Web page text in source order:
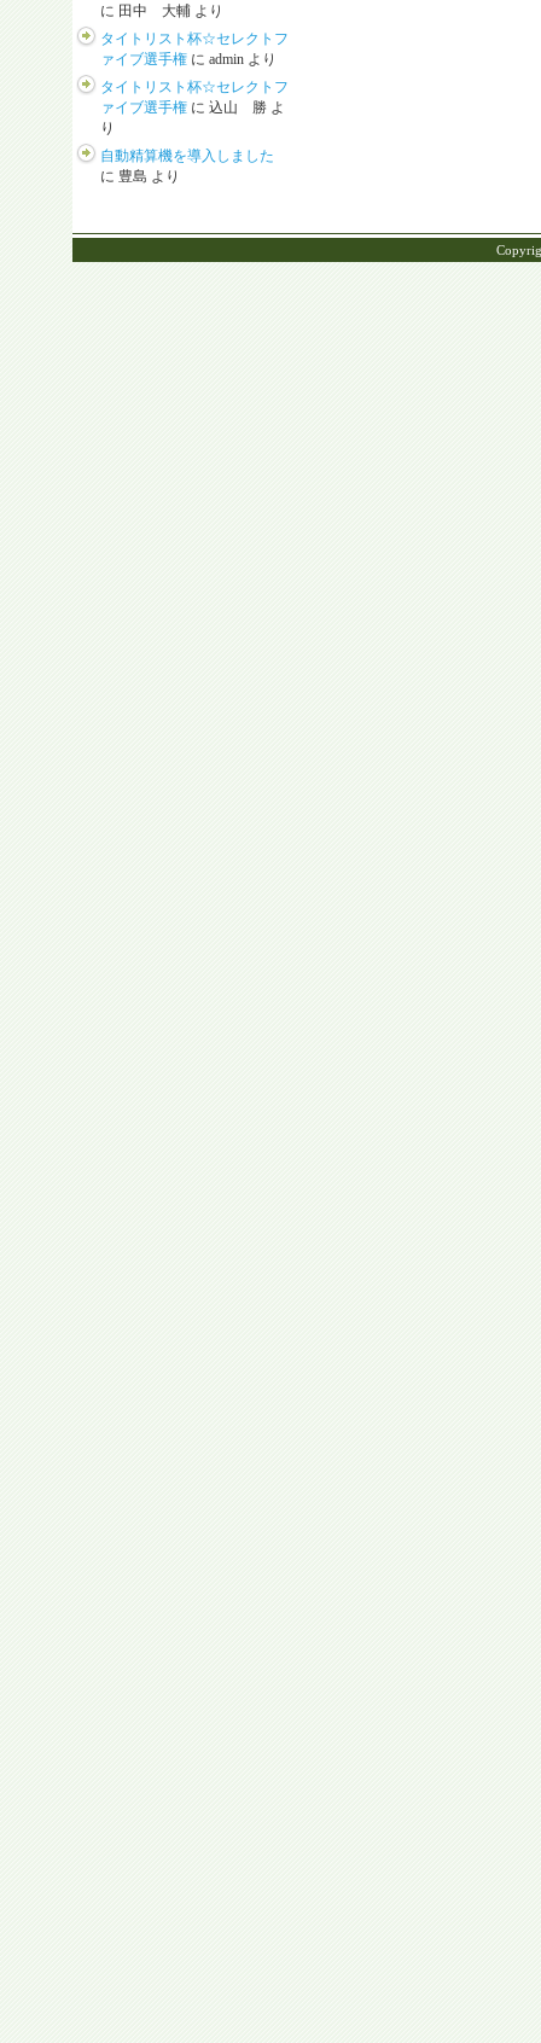
に 田中 大輔 より
タイトリスト杯☆セレクトフ
ァイブ選手権 に admin より
タイトリスト杯☆セレクトフ
ァイブ選手権 に 込山 勝 よ
り
自動精算機を導入しました
に 豊島 より